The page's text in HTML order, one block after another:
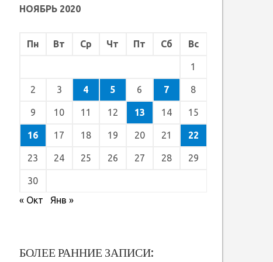
НОЯБРЬ 2020
Пн Вт Ср Чт Пт Сб Вс
1
2 3 4 5 6 7 8
9 10 11 12 13 14 15
16 17 18 19 20 21 22
23 24 25 26 27 28 29
30
« Окт
Янв »
БОЛЕЕ РАННИЕ ЗАПИСИ: